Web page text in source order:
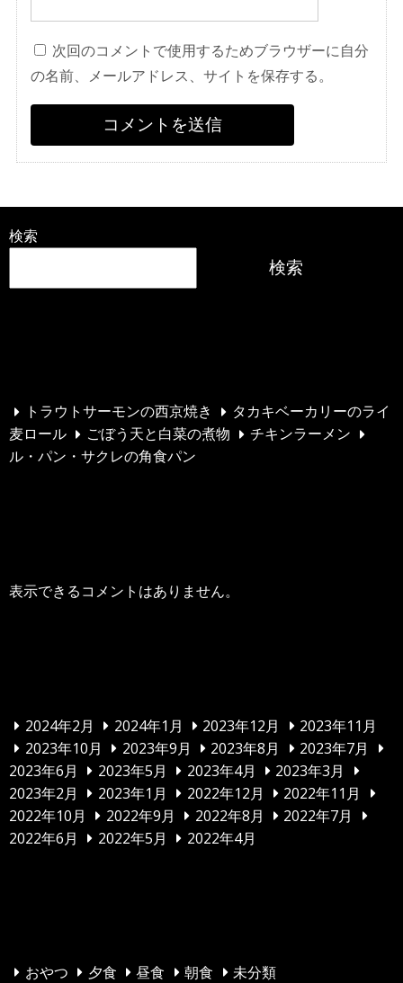
次回のコメントで使用するためブラウザーに自分
の名前、メールアドレス、サイトを保存する。
検索
検索
トラウトサーモンの西京焼き
タカキベーカリーのライ
麦ロール
ごぼう天と白菜の煮物
チキンラーメン
ル・パン・サクレの角食パン
表示できるコメントはありません。
2024年2月 2024年1月 2023年12月
2023年11月
2023年10月
2023年9月 2023年8月
2023年7月
2023年6月
2023年5月 2023年4月
2023年3月
2023年2月
2023年1月 2022年12月
2022年11月
2022年10月
2022年9月 2022年8月
2022年7月
2022年6月
2022年5月 2022年4月
おやつ 夕食 昼食 朝食 未分類